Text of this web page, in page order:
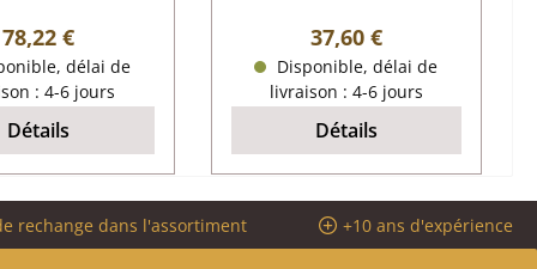
joint de
cordon
joint plat
3,00 m
autocollant
Prix régulier :
78,22 €
délai de
: 4-6 jours
Détails
plat dimensions (la/ha)
18 mm x 8 mm longueur
4,00 m
Prix régulier :
37,60 €
Disponible, délai de
livraison : 4-6 jours
Détails
rechange dans l'assortiment +10 ans d'expérience